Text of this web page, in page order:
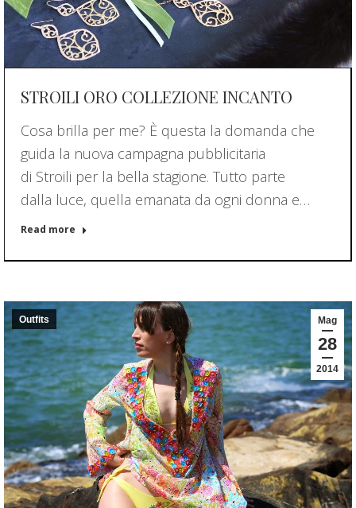
STROILI ORO COLLEZIONE INCANTO
Cosa brilla per me? È questa la domanda che
guida la nuova campagna pubblicitaria
di Stroili per la bella stagione. Tutto parte
dalla luce, quella emanata da ogni donna e…
Read more
Mag
28
2014
Outfits